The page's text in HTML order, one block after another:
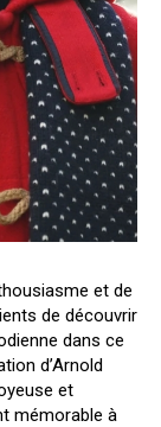
et de
de découvrir
dans ce
d’Arnold
et
mémorable à